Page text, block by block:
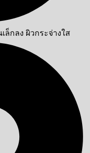
กลง ผิวกระจ่างใส